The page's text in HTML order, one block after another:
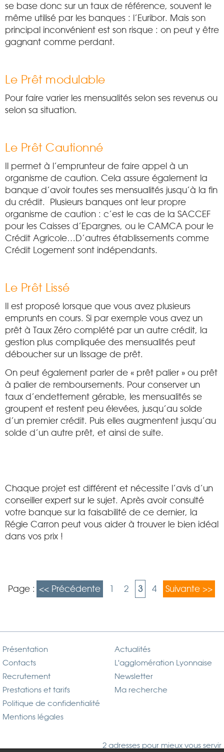
se base donc sur un taux de référence, souvent le
même utilisé par les banques : l’Euribor. Mais son
principal inconvénient est son risque : on peut y être
gagnant comme perdant.
Le Prêt modulable
Pour faire varier les mensualités selon ses revenus ou
selon sa situation.
Le Prêt Cautionné
Il permet à l’emprunteur de faire appel à un
organisme de caution. Cela assure également la
banque d’avoir toutes ses mensualités jusqu’à la fin
du crédit. Plusieurs banques ont leur propre
organisme de caution : c’est le cas de la SACCEF
pour les Caisses d’Epargnes, ou le CAMCA pour le
Crédit Agricole…D’autres établissements comme
Crédit Logement sont indépendants.
Le Prêt Lissé
Il est proposé lorsque que vous avez plusieurs
emprunts en cours. Si par exemple vous avez un
prêt à Taux Zéro complété par un autre crédit, la
gestion plus compliquée des mensualités peut
déboucher sur un lissage de prêt.
On peut également parler de « prêt palier » ou prêt
à palier de remboursements. Pour conserver un
taux d’endettement gérable, les mensualités se
groupent et restent peu élevées, jusqu’au solde
d’un premier crédit. Puis elles augmentent jusqu’au
solde d’un autre prêt, et ainsi de suite.
Chaque projet est différent et nécessite l’avis d’un
conseiller expert sur le sujet. Après avoir consulté
votre banque sur la faisabilité de ce dernier, la
Régie Carron peut vous aider à trouver le bien idéal
dans vos prix !
Page : << Précédente 1 2 3 4 Suivante >>
Présentation
Contacts
Recrutement
Prestations et tarifs
Politique de confidentialité
Mentions légales
Actualités
L'agglomération Lyonnaise
Newsletter
Ma recherche
2 adresses pour mieux vous servir